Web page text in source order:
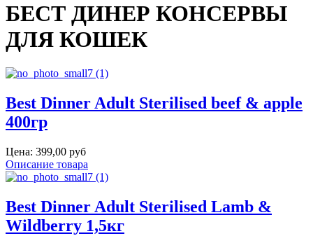
БЕСТ ДИНЕР КОНСЕРВЫ
ДЛЯ КОШЕК
Best Dinner Adult Sterilised beef & apple
400гр
Цена: 399,00 руб
Описание товара
Best Dinner Adult Sterilised Lamb &
Wildberry 1,5кг